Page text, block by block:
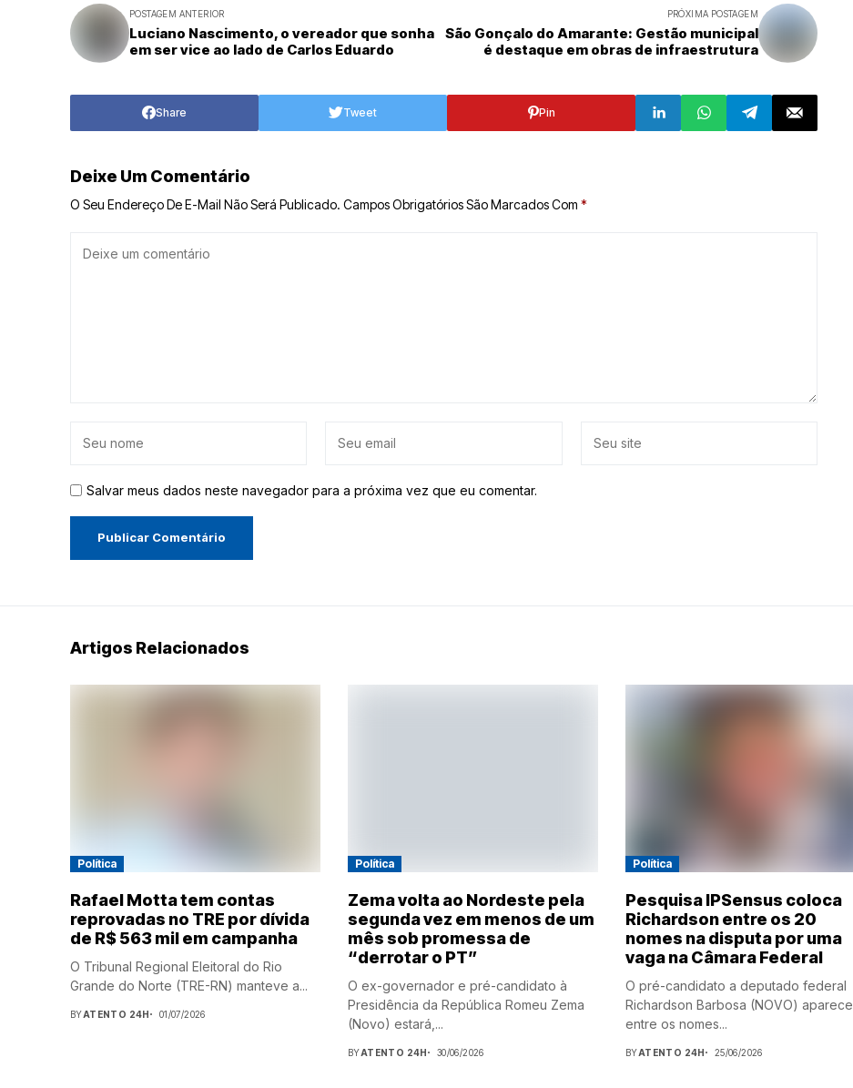
POSTAGEM ANTERIOR
Luciano Nascimento, o vereador que sonha
em ser vice ao lado de Carlos Eduardo
PRÓXIMA POSTAGEM
São Gonçalo do Amarante: Gestão municipal
é destaque em obras de infraestrutura
Share Tweet Pin
Deixe Um Comentário
O Seu Endereço De E-Mail Não Será Publicado. Campos Obrigatórios São Marcados Com *
Salvar meus dados neste navegador para a próxima vez que eu comentar.
Artigos Relacionados
Política
Rafael Motta tem contas
reprovadas no TRE por dívida
de R$ 563 mil em campanha
O Tribunal Regional Eleitoral do Rio
Grande do Norte (TRE-RN) manteve a...
BYATENTO 24H 01/07/2026
Política
Zema volta ao Nordeste pela
segunda vez em menos de um
mês sob promessa de
“derrotar o PT”
O ex-governador e pré-candidato à
Presidência da República Romeu Zema
(Novo) estará,...
BYATENTO 24H 30/06/2026
Política
Pesquisa IPSensus coloca
Richardson entre os 20
nomes na disputa por uma
vaga na Câmara Federal
O pré-candidato a deputado federal
Richardson Barbosa (NOVO) aparece
entre os nomes...
BYATENTO 24H 25/06/2026